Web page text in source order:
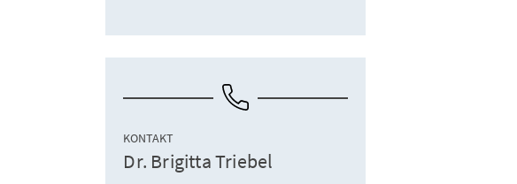
KONTAKT
Dr. Brigitta Triebel